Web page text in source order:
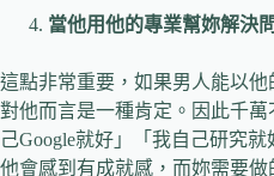
當他用他的專業幫妳解決
這點非常重要，如果男人能以他
對他而言是一種肯定。因此千
己Google就好」「我自己研究就
他會感到有成就感，而妳需要